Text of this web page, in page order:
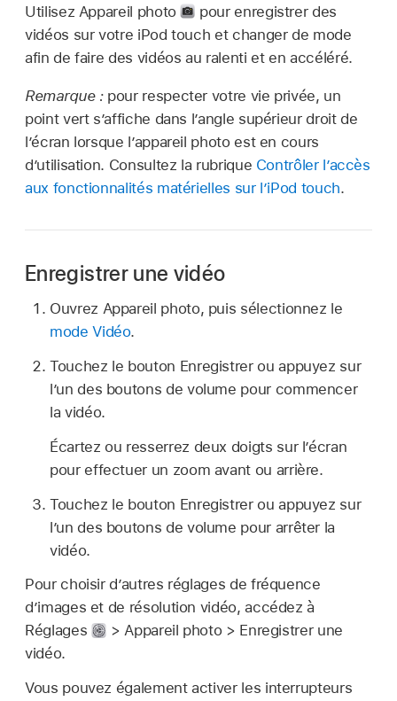
Utilisez Appareil photo
pour enregistrer des
vidéos sur votre iPod touch et changer de mode
afin de faire des vidéos au ralenti et en accéléré.
Remarque : pour respecter votre vie privée, un
point vert s’affiche dans l’angle supérieur droit de
l’écran lorsque l’appareil photo est en cours
d’utilisation. Consultez la rubrique Contrôler l’accès
aux fonctionnalités matérielles sur l’iPod touch.
Enregistrer une vidéo
Ouvrez Appareil photo, puis sélectionnez le
mode Vidéo.
Touchez le bouton Enregistrer ou appuyez sur
l’un des boutons de volume pour commencer
la vidéo.
Écartez ou resserrez deux doigts sur l’écran
pour effectuer un zoom avant ou arrière.
Touchez le bouton Enregistrer ou appuyez sur
l’un des boutons de volume pour arrêter la
vidéo.
Pour choisir d’autres réglages de fréquence
d’images et de résolution vidéo, accédez à
Réglages
> Appareil photo > Enregistrer une
vidéo.
Vous pouvez également activer les interrupteurs